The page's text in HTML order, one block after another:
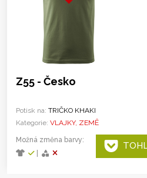
Z55 - Česko
Potisk na: TRIČKO KHAKI
Kategorie: VLAJKY, ZEMĚ
Možná změna barvy: